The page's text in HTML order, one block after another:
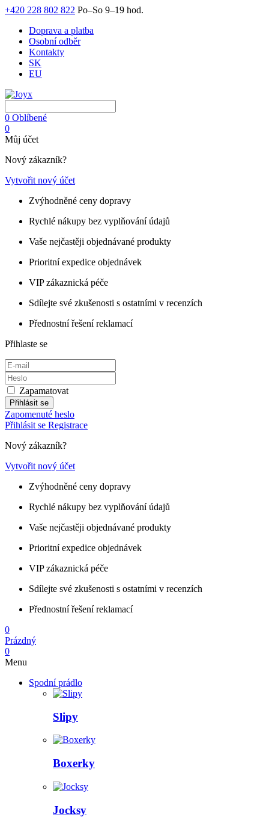
+420 228 802 822 Po–So 9–19 hod.
Doprava a platba
Osobní odběr
Kontakty
SK
EU
0 Oblíbené
0
Můj účet
Nový zákazník?
Vytvořit nový účet
Zvýhodněné ceny dopravy
Rychlé nákupy bez vyplňování údajů
Vaše nejčastěji objednávané produkty
Prioritní expedice objednávek
VIP zákaznická péče
Sdílejte své zkušenosti s ostatními v recenzích
Přednostní řešení reklamací
Přihlaste se
Zapamatovat
Přihlásit se
Zapomenuté heslo
Přihlásit se Registrace
Nový zákazník?
Vytvořit nový účet
Zvýhodněné ceny dopravy
Rychlé nákupy bez vyplňování údajů
Vaše nejčastěji objednávané produkty
Prioritní expedice objednávek
VIP zákaznická péče
Sdílejte své zkušenosti s ostatními v recenzích
Přednostní řešení reklamací
0
Prázdný
0
Menu
Spodní prádlo
Slipy
Boxerky
Jocksy